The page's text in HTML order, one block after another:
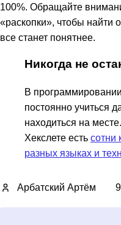
100%. Обращайте
«раскопки», чтобы найти
все станет понятнее.
Никогда не
В
постоянно учиться
находиться на
Хекслете есть сотни
разных языках и
Арбатский Артём